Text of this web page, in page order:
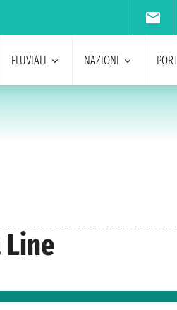
FLUVIALI NAZIONI